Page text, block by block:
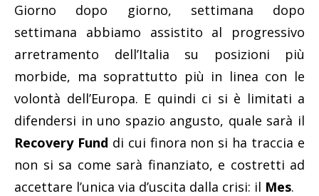
Giorno dopo giorno, settimana dopo
settimana abbiamo assistito al progressivo
arretramento dell’Italia su posizioni più
morbide, ma soprattutto più in linea con le
volontà dell’Europa. E quindi ci si è limitati a
difendersi in uno spazio angusto, quale sarà il
Recovery Fund di cui finora non si ha traccia e
non si sa come sarà finanziato, e costretti ad
accettare l’unica via d’uscita dalla crisi: il Mes.